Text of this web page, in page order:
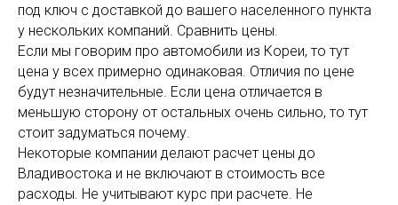
под ключ с доставкой до вашего населенного пункта
у нескольких компаний. Сравнить цены.
Если мы говорим про автомобили из Кореи, то тут
цена у всех примерно одинаковая. Отличия по цене
будут незначительные. Если цена отличается в
меньшую сторону от остальных очень сильно, то тут
стоит задуматься почему.
Некоторые компании делают расчет цены до
Владивостока и не включают в стоимость все
расходы. Не учитывают курс при расчете. Не